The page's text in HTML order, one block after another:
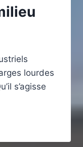
lourdes
s’agisse